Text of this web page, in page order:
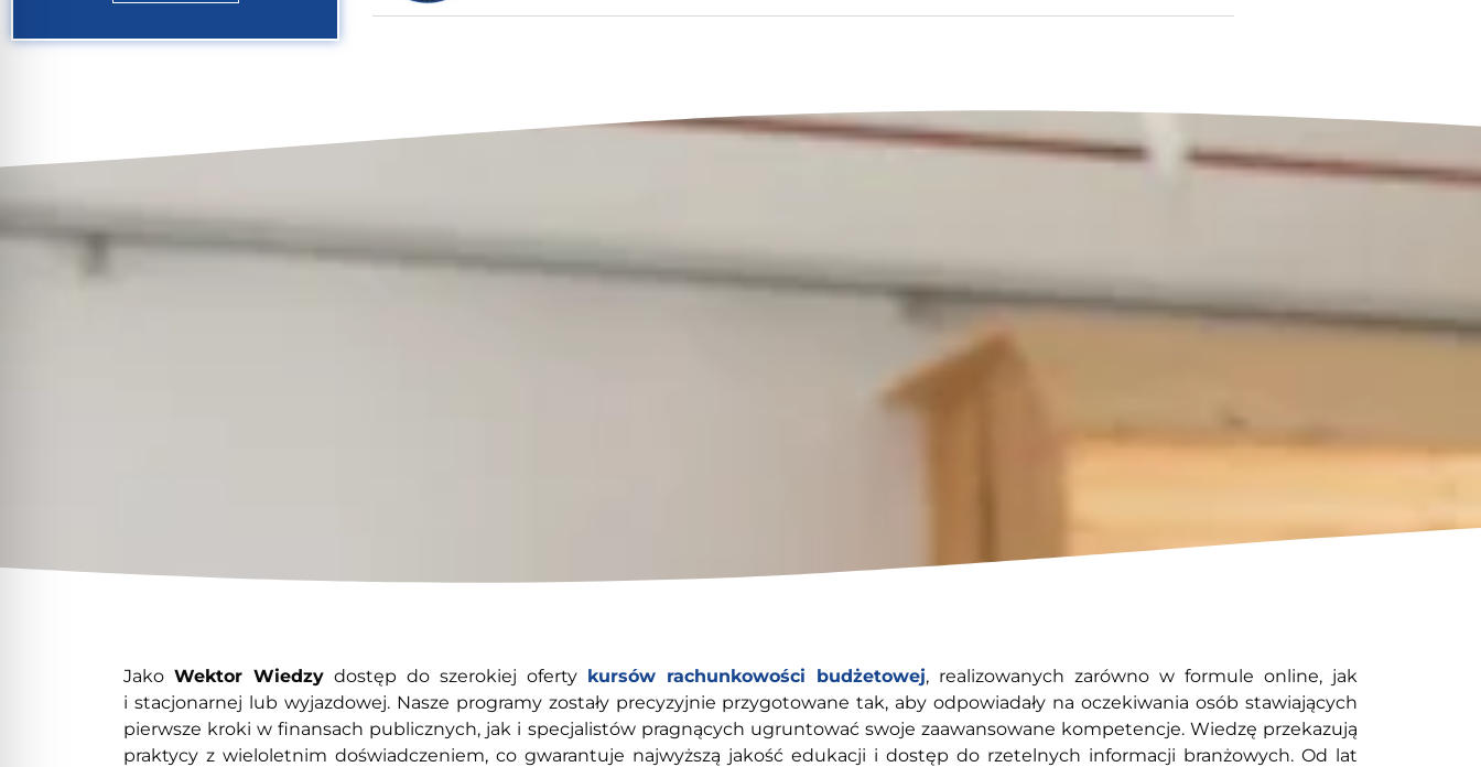
Jako Wektor Wiedzy dostęp do szerokiej oferty kursów rachunkowości budżetowej, realizowanych zarówno w formule online, jak
i stacjonarnej lub wyjazdowej. Nasze programy zostały precyzyjnie przygotowane tak, aby odpowiadały na oczekiwania osób stawiających
pierwsze kroki w finansach publicznych, jak i specjalistów pragnących ugruntować swoje zaawansowane kompetencje. Wiedzę przekazują
praktycy z wieloletnim doświadczeniem, co gwarantuje najwyższą jakość edukacji i dostęp do rzetelnych informacji branżowych. Od lat